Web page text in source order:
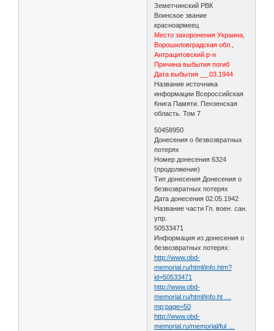
Земетчинский РВК
Воинское звание
красноармеец
Место захоронения Украина,
Ворошиловградская обл.,
Антрацитовский р-н
Причина выбытия погиб
Дата выбытия __.03.1944
Название источника
информации Всероссийская
Книга Памяти. Пензенская
область. Том 7
50458950
Донесения о безвозвратных
потерях
Номер донесения 6324
(продолжение)
Тип донесения Донесения о
безвозвратных потерях
Дата донесения 02.05.1942
Название части Гл. воен. сан.
упр.
50533471
Информация из донесения о
безвозвратных потерях:
http://www.obd-
memorial.ru/html/info.htm?
id=50533471
http://www.obd-
memorial.ru/html/info.ht …
mp;page=50
http://www.obd-
memorial.ru/memorial/ful …